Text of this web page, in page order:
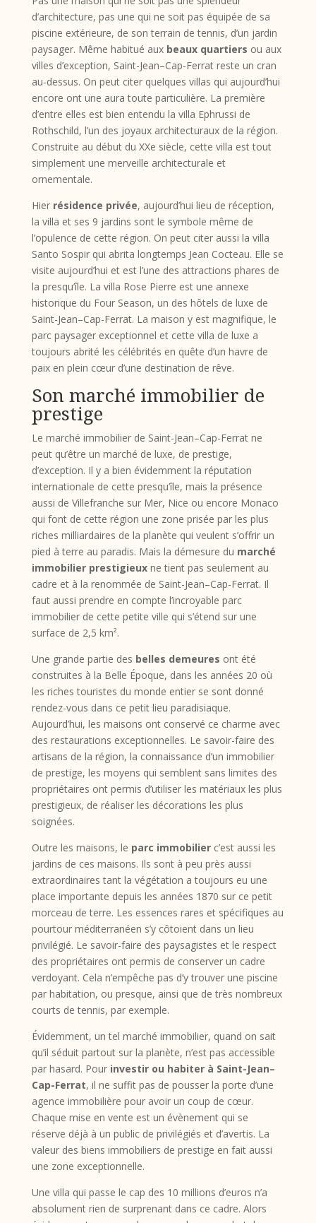
d’architecture, pas une qui ne soit pas équipée de sa
piscine extérieure, de son terrain de tennis, d’un jardin
paysager. Même habitué aux beaux quartiers ou aux
villes d’exception, Saint-Jean–Cap-Ferrat reste un cran
au-dessus. On peut citer quelques villas qui aujourd’hui
encore ont une aura toute particulière. La première
d’entre elles est bien entendu la villa Ephrussi de
Rothschild, l’un des joyaux architecturaux de la région.
Construite au début du XXe siècle, cette villa est tout
simplement une merveille architecturale et
ornementale.
Hier résidence privée, aujourd’hui lieu de réception,
la villa et ses 9 jardins sont le symbole même de
l’opulence de cette région. On peut citer aussi la villa
Santo Sospir qui abrita longtemps Jean Cocteau. Elle se
visite aujourd’hui et est l’une des attractions phares de
la presqu’île. La villa Rose Pierre est une annexe
historique du Four Season, un des hôtels de luxe de
Saint-Jean–Cap-Ferrat. La maison y est magnifique, le
parc paysager exceptionnel et cette villa de luxe a
toujours abrité les célébrités en quête d’un havre de
paix en plein cœur d’une destination de rêve.
Son marché immobilier de
prestige
Le marché immobilier de Saint-Jean–Cap-Ferrat ne
peut qu’être un marché de luxe, de prestige,
d’exception. Il y a bien évidemment la réputation
internationale de cette presqu’île, mais la présence
aussi de Villefranche sur Mer, Nice ou encore Monaco
qui font de cette région une zone prisée par les plus
riches milliardaires de la planète qui veulent s’offrir un
pied à terre au paradis. Mais la démesure du marché
immobilier prestigieuxne tient pas seulement au
cadre et à la renommée de Saint-Jean–Cap-Ferrat. Il
faut aussi prendre en compte l’incroyable parc
immobilier de cette petite ville qui s’étend sur une
surface de 2,5 km².
Une grande partie des belles demeures ont été
construites à la Belle Époque, dans les années 20 où
les riches touristes du monde entier se sont donné
rendez-vous dans ce petit lieu paradisiaque.
Aujourd’hui, les maisons ont conservé ce charme avec
des restaurations exceptionnelles. Le savoir-faire des
artisans de la région, la connaissance d’un immobilier
de prestige, les moyens qui semblent sans limites des
propriétaires ont permis d’utiliser les matériaux les plus
prestigieux, de réaliser les décorations les plus
soignées.
Outre les maisons, le parc immobilierc’est aussi les
jardins de ces maisons. Ils sont à peu près aussi
extraordinaires tant la végétation a toujours eu une
place importante depuis les années 1870 sur ce petit
morceau de terre. Les essences rares et spécifiques au
pourtour méditerranéen s’y côtoient dans un lieu
privilégié. Le savoir-faire des paysagistes et le respect
des propriétaires ont permis de conserver un cadre
verdoyant. Cela n’empêche pas d’y trouver une piscine
par habitation, ou presque, ainsi que de très nombreux
courts de tennis, par exemple.
Évidemment, un tel marché immobilier, quand on sait
qu’il séduit partout sur la planète, n’est pas accessible
par hasard. Pour investir ou habiter à Saint-Jean–
Cap-Ferrat, il ne suffit pas de pousser la porte d’une
agence immobilière pour avoir un coup de cœur.
Chaque mise en vente est un évènement qui se
réserve déjà à un public de privilégiés et d’avertis. La
valeur des biens immobiliers de prestige en fait aussi
une zone exceptionnelle.
Une villa qui passe le cap des 10 millions d’euros n’a
absolument rien de surprenant dans ce cadre. Alors